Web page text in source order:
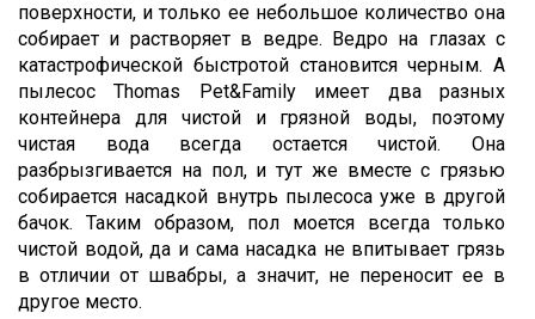
поверхности, и только ее небольшое количество она
собирает и растворяет в ведре. Ведро на глазах с
катастрофической быстротой становится черным. А
пылесос Thomas Pet&Family имеет два разных
контейнера для чистой и грязной воды, поэтому
чистая вода всегда остается чистой. Она
разбрызгивается на пол, и тут же вместе с грязью
собирается насадкой внутрь пылесоса уже в другой
бачок. Таким образом, пол моется всегда только
чистой водой, да и сама насадка не впитывает грязь
в отличии от швабры, а значит, не переносит ее в
другое место.